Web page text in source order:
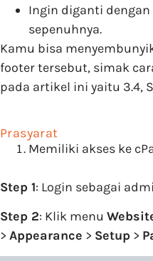
Ingin diganti
sepenuhnya.
Kamu bisa
footer tersebut, simak
pada artikel ini yaitu 3.4,
Prasyarat
Memiliki akses ke
Step 1: Login sebagai
Step 2: Klik menu
> Appearance > Setup >